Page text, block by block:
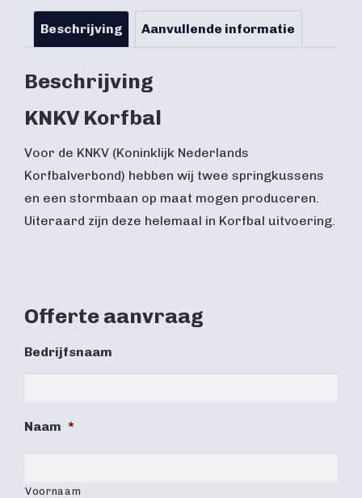
Beschrijving Aanvullende informatie
Beschrijving
KNKV Korfbal
Voor de KNKV (Koninklijk Nederlands
Korfbalverbond) hebben wij twee springkussens
en een stormbaan op maat mogen produceren.
Uiteraard zijn deze helemaal in Korfbal uitvoering.
Offerte aanvraag
Bedrijfsnaam
Naam *
Voornaam